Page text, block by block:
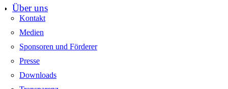
Über uns
Kontakt
Medien
Sponsoren und Förderer
Presse
Downloads